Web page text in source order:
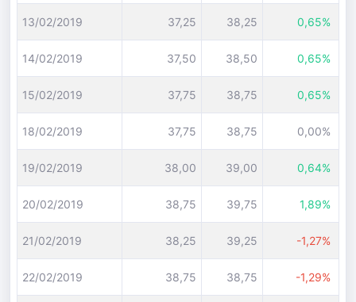
13/02/2019 37,25 38,25 0,65%
14/02/2019 37,50 38,50 0,65%
15/02/2019 37,75 38,75 0,65%
18/02/2019 37,75 38,75 0,00%
19/02/2019 38,00 39,00 0,64%
20/02/2019 38,75 39,75 1,89%
21/02/2019 38,25 39,25 -1,27%
22/02/2019 38,75 38,75 -1,29%